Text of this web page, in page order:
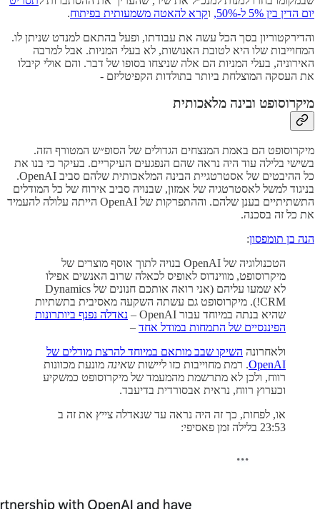
יום הדין בין 5% ל-50%,
וקרא להאטה משמעותית בפיתוח.
והדירקטוריון בסך הכל עשה את עבודתו, ופעל בהתאם למנדט שניתן לו.
המחוייבות שלו היא לטובת האנושות, לא בעלי המניות. אבל למרבה
האירוניה, בעלי המניות הם אלה שניצחו בסופו של דבר. והם אולי קיבלו
את העסקה המוצלחת ביותר בתולדות הקפיטליזם -
מיקרוסופט ובינה מלאכותית
מיקרוסופט הם באמת המנצחים הגדולים של הסופ״ש המטורף הזה.
בשישי בלילה עוד היה נראה שהם הנפגעים העיקריים. בעיקר כי בנו את
כל ההיבטים של אסטרטגיית הבינה המלאכותית שלהם סביב OpenAI.
בניגוד למשל לאסטרטגיה של אמזון, שבנויה סביב אירוח של כל המודלים
התשתיתיים בענן שלהם. וההתפרקות של OpenAI הייתה עלולה להעמיד
את כל זה בסכנה.
הנה בן תומפסון:
הטכנולוגיה של OpenAI בנויה לתוך אוסף מוצרים של
מיקרוסופט, מווינדוס לאופיס לכאלה שרוב האנשים אפילו
לא שמעו עליהם (אני רואה אותכם חנונים של Dynamics
CRM!). מיקרוסופט גם עשתה השקעה מאסיבית בתשתיות
שהיא בנתה במיוחד עבור OpenAI –
נאדלה נפנף ביותרונות
הפיננסיים של התמחות במודל אחד –
ולאחרונה השיקו שבב מותאם במיוחד להרצת מודלים של
OpenAI. רמת מחוייבות כזו ליישות שאינה מונעת מכוונות
רווח, ולכן לא מתרשמת מהמעמד של מיקרוסופט כמשקיע
וכערוץ רווח, נראית אבסורדית בדיעבד.
או, לפחות, כך זה היה נראה עד שנאדלה צייץ את זה ב
23:53 בלילה זמן פאסיפי: